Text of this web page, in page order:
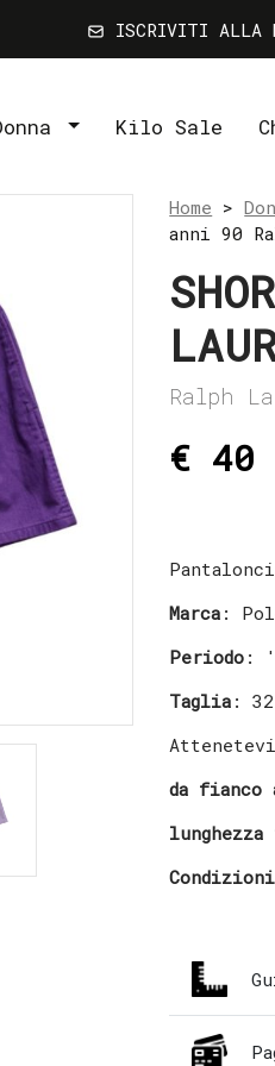
ISCRIVITI ALLA
Kilo Sale
Home >
anni 90
Ralph
€ 40
Marca :
Periodo :
Taglia :
da fianco
Condizioni